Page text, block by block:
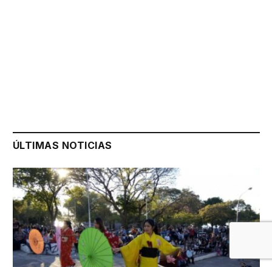
ÚLTIMAS NOTICIAS